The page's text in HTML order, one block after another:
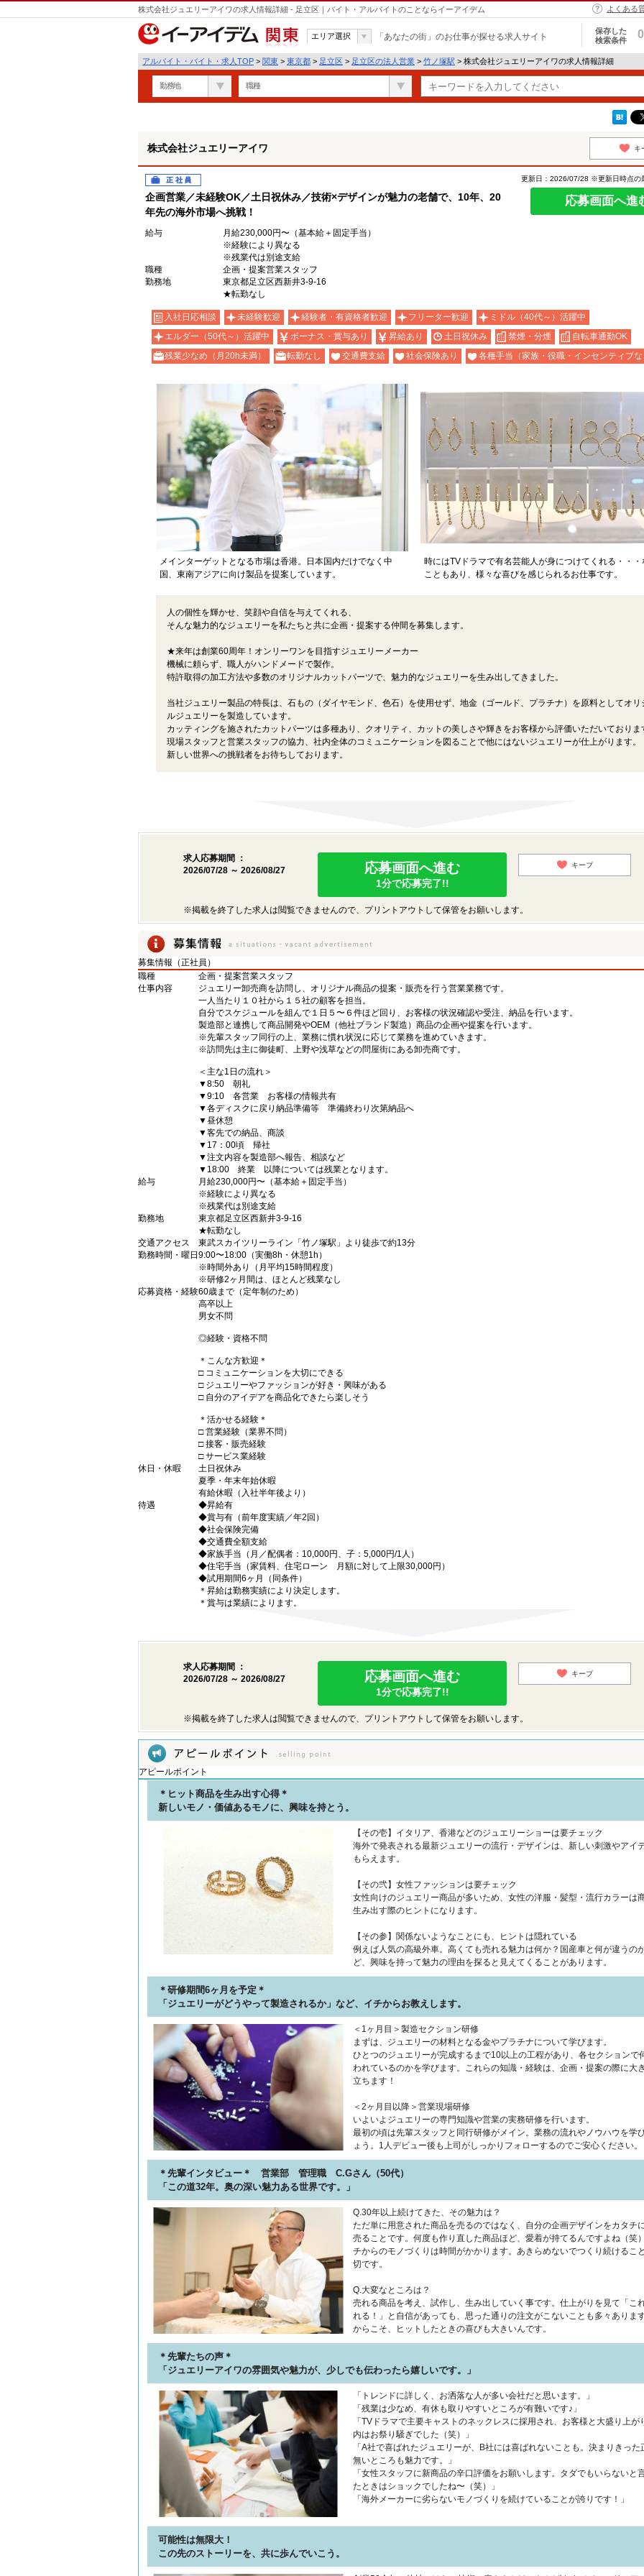
株式会社ジュエリーアイワの求人情報詳細 - 足立区｜バイト・アルバイトのことならイーアイデム よくある
関東
エリア選択 「あなたの街」のお仕事が探せる求人サイト
保存した
検索条件
0
アルバイト・バイト・求人TOP > 関東 > 東京都 > 足立区 > 足立区の法人営業 > 竹ノ塚駅 > 株式会社ジュエリーアイワの求人情報詳細
勤務地 職種
株式会社ジュエリーアイワ キ
正社員
企画営業／未経験OK／土日祝休み／技術×デザインが魅力の老舗で、10年、20
年先の海外市場へ挑戦！
更新日：2026/07/28 ※更新日時点の
応募画面へ進
給与
月給230,000円〜（基本給＋固定手当）
※経験により異なる
※残業代は別途支給
職種
企画・提案営業スタッフ
勤務地
東京都足立区西新井3-9-16
★転勤なし
入社日応相談 未経験歓迎 経験者・有資格者歓迎 フリーター歓迎
ミドル（40代～）活躍中
エルダー（50代～）活躍中
ボーナス・賞与あり 昇給あり 土日祝休み 禁煙・分煙
自転車通勤OK
残業少なめ（月20h未満）
転勤なし 交通費支給 社会保険あり 各種手当（家族・役職・インセンティブな
メインターゲットとなる市場は香港。日本国内だけでなく中
国、東南アジアに向け製品を提案しています。
時にはTVドラマで有名芸能人が身につけてくれる・・・
こともあり、様々な喜びを感じられるお仕事です。
人の個性を輝かせ、笑顔や自信を与えてくれる、
そんな魅力的なジュエリーを私たちと共に企画・提案する仲間を募集します。
★来年は創業60周年！オンリーワンを目指すジュエリーメーカー
機械に頼らず、職人がハンドメードで製作。
特許取得の加工方法や多数のオリジナルカットパーツで、魅力的なジュエリーを生み出してきました。
当社ジュエリー製品の特長は、石もの（ダイヤモンド、色石）を使用せず、地金（ゴールド、プラチナ）を原料としてオリ
ルジュエリーを製造しています。
カッティングを施されたカットパーツは多種あり、クオリティ、カットの美しさや輝きをお客様から評価いただいておりま
現場スタッフと営業スタッフの協力、社内全体のコミュニケーションを図ることで他にはないジュエリーが仕上がります。
新しい世界への挑戦者をお待ちしております。
求人応募期間 ：
2026/07/28 ～ 2026/08/27
応募画面へ進む
1分で応募完了!!
キープ
※掲載を終了した求人は閲覧できませんので、プリントアウトして保管をお願いします。
募集情報（正社員）
職種
企画・提案営業スタッフ
仕事内容
ジュエリー卸売商を訪問し、オリジナル商品の提案・販売を行う営業業務です。
一人当たり１０社から１５社の顧客を担当。
自分でスケジュールを組んで１日５〜６件ほど回り、お客様の状況確認や受注、納品を行います。
製造部と連携して商品開発やOEM（他社ブランド製造）商品の企画や提案を行います。
※先輩スタッフ同行の上、業務に慣れ状況に応じて業務を進めていきます。
※訪問先は主に御徒町、上野や浅草などの問屋街にある卸売商です。
＜主な1日の流れ＞
▼8:50 朝礼
▼9:10 各営業 お客様の情報共有
▼各ディスクに戻り納品準備等 準備終わり次第納品へ
▼昼休憩
▼客先での納品、商談
▼17：00頃 帰社
▼注文内容を製造部へ報告、相談など
▼18:00 終業 以降については残業となります。
給与
月給230,000円〜（基本給＋固定手当）
※経験により異なる
※残業代は別途支給
勤務地
東京都足立区西新井3-9-16
★転勤なし
交通アクセス
東武スカイツリーライン「竹ノ塚駅」より徒歩で約13分
勤務時間・曜日 9:00〜18:00（実働8h・休憩1h）
※時間外あり（月平均15時間程度）
※研修2ヶ月間は、ほとんど残業なし
応募資格・経験60歳まで（定年制のため）
高卒以上
男女不問
◎経験・資格不問
＊こんな方歓迎＊
□ コミュニケーションを大切にできる
□ ジュエリーやファッションが好き・興味がある
□ 自分のアイデアを商品化できたら楽しそう
＊活かせる経験＊
□ 営業経験（業界不問）
□ 接客・販売経験
□ サービス業経験
休日・休暇
土日祝休み
夏季・年末年始休暇
有給休暇（入社半年後より）
待遇
◆昇給有
◆賞与有（前年度実績／年2回）
◆社会保険完備
◆交通費全額支給
◆家族手当（月／配偶者：10,000円、子：5,000円/1人）
◆住宅手当（家賃料、住宅ローン 月額に対して上限30,000円）
◆試用期間6ヶ月（同条件）
＊昇給は勤務実績により決定します。
＊賞与は業績によります。
求人応募期間 ：
2026/07/28 ～ 2026/08/27
応募画面へ進む
1分で応募完了!!
キープ
※掲載を終了した求人は閲覧できませんので、プリントアウトして保管をお願いします。
アピールポイント
＊ヒット商品を生み出す心得＊
新しいモノ・価値あるモノに、興味を持とう。
【その壱】イタリア、香港などのジュエリーショーは要チェック
海外で発表される最新ジュエリーの流行・デザインは、新しい刺激やアイ
もらえます。
【その弐】女性ファッションは要チェック
女性向けのジュエリー商品が多いため、女性の洋服・髪型・流行カラーは
生み出す際のヒントになります。
【その参】関係ないようなことにも、ヒントは隠れている
例えば人気の高級外車。高くても売れる魅力は何か？国産車と何が違うの
ど、興味を持って魅力の理由を探ると見えてくることがあります。
＊研修期間6ヶ月を予定＊
「ジュエリーがどうやって製造されるか」など、イチからお教えします。
＜1ヶ月目＞製造セクション研修
まずは、ジュエリーの材料となる金やプラチナについて学びます。
ひとつのジュエリーが完成するまで10以上の工程があり、各セクションで
われているのかを学びます。これらの知識・経験は、企画・提案の際に大
立ちます！
＜2ヶ月目以降＞営業現場研修
いよいよジュエリーの専門知識や営業の実務研修を行います。
最初の頃は先輩スタッフと同行研修がメイン。業務の流れやノウハウを学
ょう。1人デビュー後も上司がしっかりフォローするのでご安心ください。
＊先輩インタビュー＊ 営業部 管理職 C.Gさん（50代）
「この道32年。奥の深い魅力ある世界です。」
Q.30年以上続けてきた、その魅力は？
ただ単に用意された商品を売るのではなく、自分の企画デザインをカタチ
売ることです。何度も作り直した商品ほど、愛着が持てるんですよね（笑
チからのモノづくりは時間がかかります。あきらめないでつくり続けるこ
切です。
Q.大変なところは？
売れる商品を考え、試作し、生み出していく事です。仕上がりを見て「こ
れる！」と自信があっても、思った通りの注文がこないことも多々ありま
からこそ、ヒットしたときの喜びも大きいんです。
＊先輩たちの声＊
「ジュエリーアイワの雰囲気や魅力が、少しでも伝わったら嬉しいです。」
「トレンドに詳しく、お洒落な人が多い会社だと思います。」
「残業は少なめ、有休も取りやすいところが有難いです♪」
「TVドラマで主要キャストのネックレスに採用され、お客様と大盛り上が
内はお祭り騒ぎでした（笑）」
「A社で喜ばれたジュエリーが、B社には喜ばれないことも。決まりきった
無いところも魅力です。」
「女性スタッフに新商品の辛口評価をお願いします。タダでもいらないと
たときはショックでしたね〜（笑）」
「海外メーカーに劣らないモノづくりを続けていることが誇りです！」
可能性は無限大！
この先のストーリーを、共に歩んでいこう。